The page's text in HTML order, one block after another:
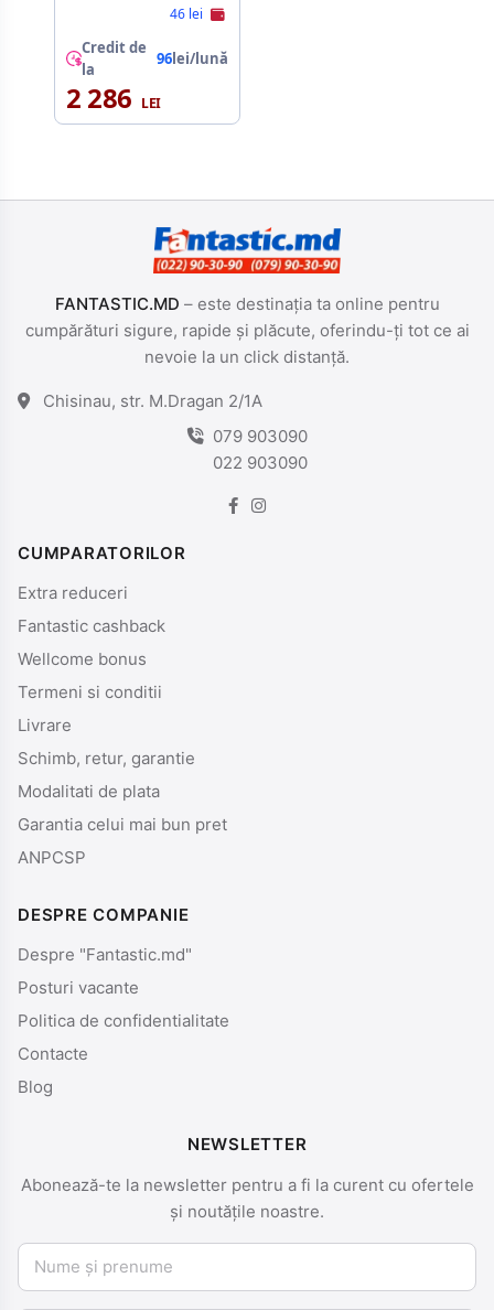
46 lei
Credit de
la
96lei/lună
2 286
FANTASTIC.MD – este destinația ta online pentru
cumpărături sigure, rapide și plăcute, oferindu-ți tot ce ai
nevoie la un click distanță.
Chisinau, str. M.Dragan 2/1A
079 903090
022 903090
CUMPARATORILOR
Extra reduceri
Fantastic cashback
Wellcome bonus
Termeni si conditii
Livrare
Schimb, retur, garantie
Modalitati de plata
Garantia celui mai bun pret
ANPCSP
DESPRE COMPANIE
Despre "Fantastic.md"
Posturi vacante
Politica de confidentialitate
Contacte
Blog
NEWSLETTER
Abonează-te la newsletter pentru a fi la curent cu ofertele
și noutățile noastre.
Nume și prenume